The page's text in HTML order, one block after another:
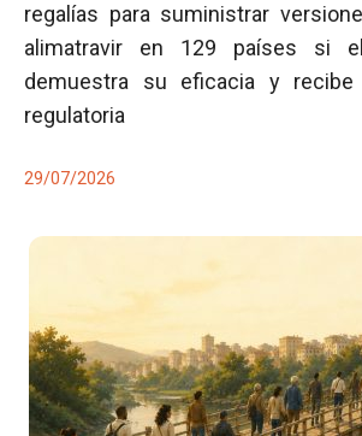
regalías para suministrar
alimatravir en 129 países si
demuestra su eficacia y recibe
regulatoria
29/07/2026